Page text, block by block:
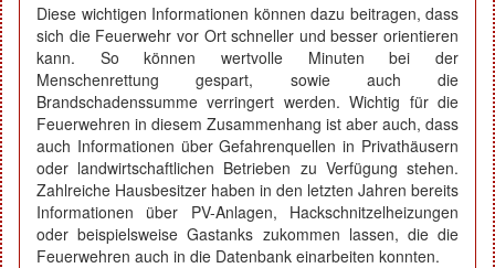
Diese wichtigen Informationen können dazu beitragen, dass
sich die Feuerwehr vor Ort schneller und besser orientieren
kann. So können wertvolle Minuten bei der
Menschenrettung gespart, sowie auch die
Brandschadenssumme verringert werden. Wichtig für die
Feuerwehren in diesem Zusammenhang ist aber auch, dass
auch Informationen über Gefahrenquellen in Privathäusern
oder landwirtschaftlichen Betrieben zu Verfügung stehen.
Zahlreiche Hausbesitzer haben in den letzten Jahren bereits
Informationen über PV-Anlagen, Hackschnitzelheizungen
oder beispielsweise Gastanks zukommen lassen, die die
Feuerwehren auch in die Datenbank einarbeiten konnten.